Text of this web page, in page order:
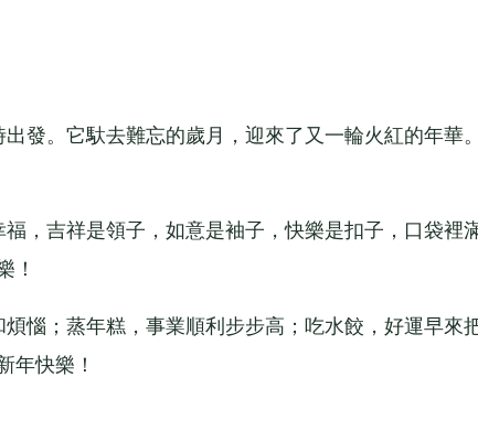
。它馱去難忘的歲月，迎來了又一輪火紅的年華
吉祥是領子，如意是袖子，快樂是扣子，口袋裡
！
；蒸年糕，事業順利步步高；吃水餃，好運早來
年快樂！